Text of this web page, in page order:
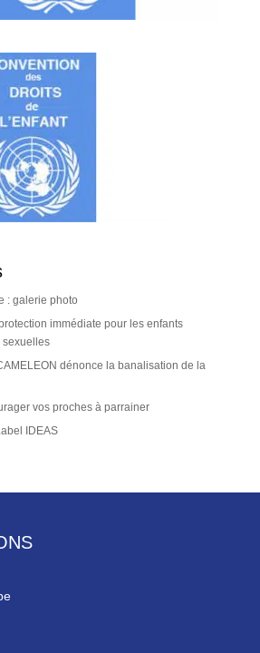
: galerie photo
immédiate pour les enfants
sexuelles
dénonce la banalisation de la
vos proches à parrainer
IDEAS